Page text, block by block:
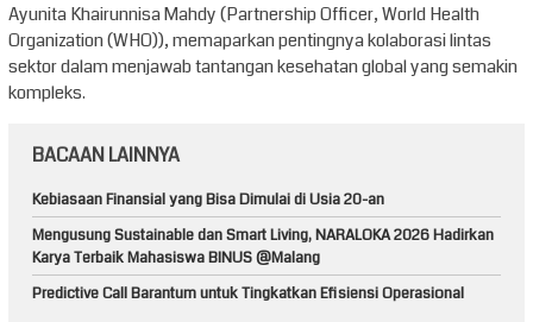
Ayunita Khairunnisa Mahdy (Partnership Officer, World Health
Organization (WHO)), memaparkan pentingnya kolaborasi lintas
sektor dalam menjawab tantangan kesehatan global yang semakin
kompleks.
BACAAN LAINNYA
Kebiasaan Finansial yang Bisa Dimulai di Usia 20-an
Mengusung Sustainable dan Smart Living, NARALOKA 2026 Hadirkan
Karya Terbaik Mahasiswa BINUS @Malang
Predictive Call Barantum untuk Tingkatkan Efisiensi Operasional